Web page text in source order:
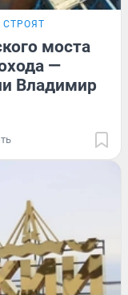
моста
—
Владимир